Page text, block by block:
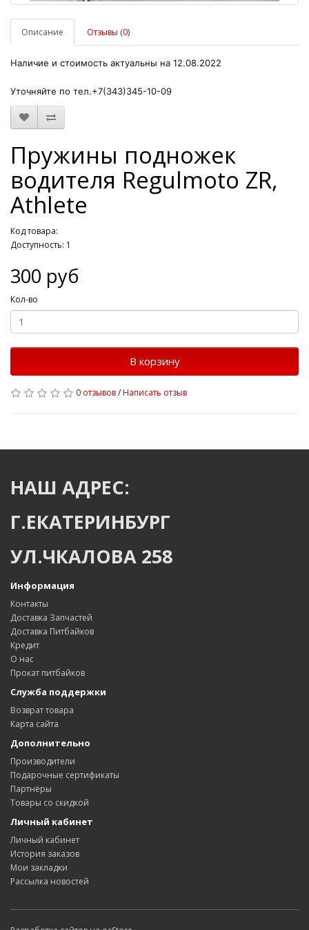
Описание Отзывы (0)
Наличие и стоимость актуальны на 12.08.2022
Уточняйте по тел.+7(343)345-10-09
Пружины подножек
водителя Regulmoto ZR,
Athlete
Код товара:
Доступность: 1
300 руб
Кол-во
В корзину
0 отзывов/Написать отзыв
НАШ АДРЕС:
Г.ЕКАТЕРИНБУРГ
УЛ.ЧКАЛОВА 258
Информация
Контакты
Доставка Запчастей
Доставка Питбайков
Кредит
О нас
Прокат питбайков
Служба поддержки
Возврат товара
Карта сайта
Дополнительно
Производители
Подарочные сертификаты
Партнёры
Товары со скидкой
Личный кабинет
Личный кабинет
История заказов
Мои закладки
Рассылка новостей